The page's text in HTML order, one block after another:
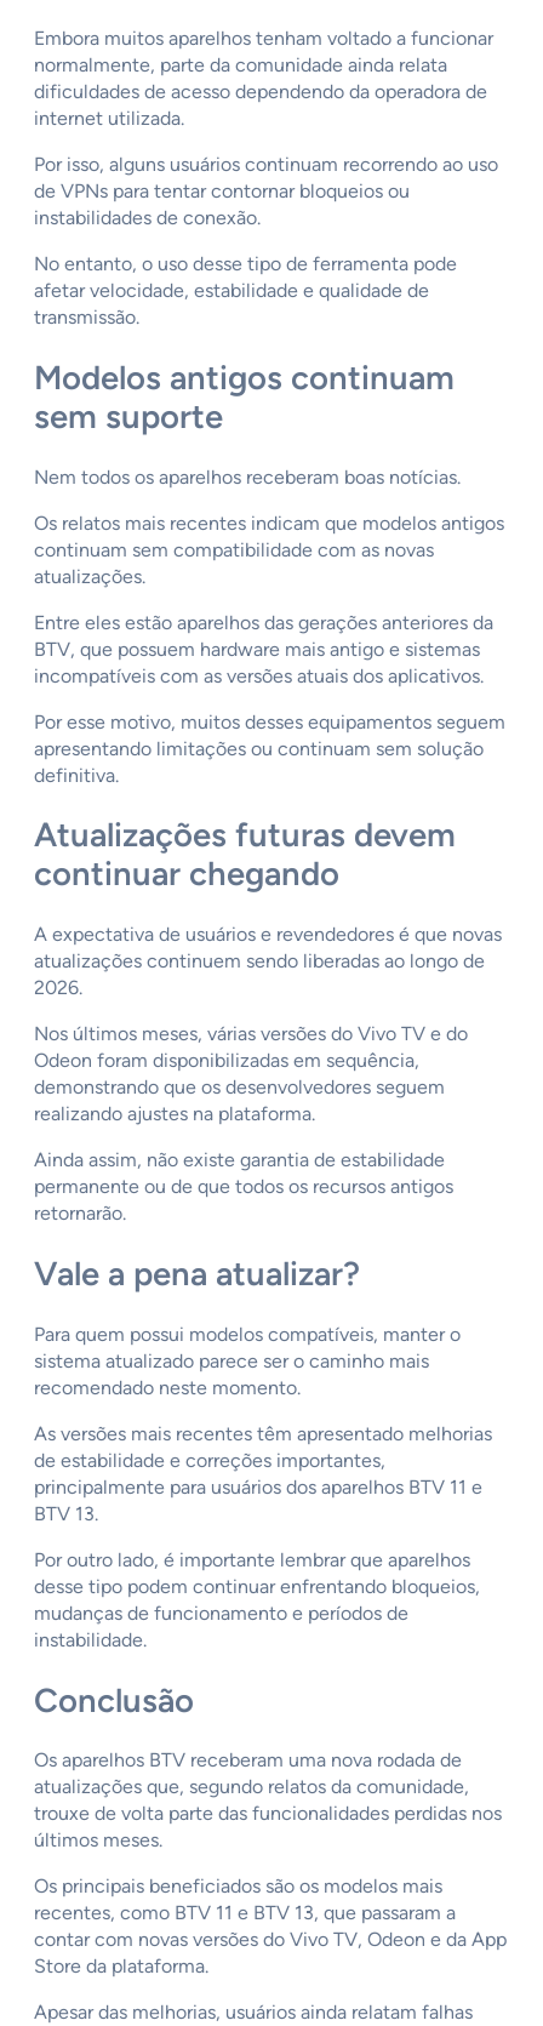
Embora muitos aparelhos tenham voltado a funcionar
normalmente, parte da comunidade ainda relata
dificuldades de acesso dependendo da operadora de
internet utilizada.
Por isso, alguns usuários continuam recorrendo ao uso
de VPNs para tentar contornar bloqueios ou
instabilidades de conexão.
No entanto, o uso desse tipo de ferramenta pode
afetar velocidade, estabilidade e qualidade de
transmissão.
Modelos antigos continuam
sem suporte
Nem todos os aparelhos receberam boas notícias.
Os relatos mais recentes indicam que modelos antigos
continuam sem compatibilidade com as novas
atualizações.
Entre eles estão aparelhos das gerações anteriores da
BTV, que possuem hardware mais antigo e sistemas
incompatíveis com as versões atuais dos aplicativos.
Por esse motivo, muitos desses equipamentos seguem
apresentando limitações ou continuam sem solução
definitiva.
Atualizações futuras devem
continuar chegando
A expectativa de usuários e revendedores é que novas
atualizações continuem sendo liberadas ao longo de
2026.
Nos últimos meses, várias versões do Vivo TV e do
Odeon foram disponibilizadas em sequência,
demonstrando que os desenvolvedores seguem
realizando ajustes na plataforma.
Ainda assim, não existe garantia de estabilidade
permanente ou de que todos os recursos antigos
retornarão.
Vale a pena atualizar?
Para quem possui modelos compatíveis, manter o
sistema atualizado parece ser o caminho mais
recomendado neste momento.
As versões mais recentes têm apresentado melhorias
de estabilidade e correções importantes,
principalmente para usuários dos aparelhos BTV 11 e
BTV 13.
Por outro lado, é importante lembrar que aparelhos
desse tipo podem continuar enfrentando bloqueios,
mudanças de funcionamento e períodos de
instabilidade.
Conclusão
Os aparelhos BTV receberam uma nova rodada de
atualizações que, segundo relatos da comunidade,
trouxe de volta parte das funcionalidades perdidas nos
últimos meses.
Os principais beneficiados são os modelos mais
recentes, como BTV 11 e BTV 13, que passaram a
contar com novas versões do Vivo TV, Odeon e da App
Store da plataforma.
Apesar das melhorias, usuários ainda relatam falhas